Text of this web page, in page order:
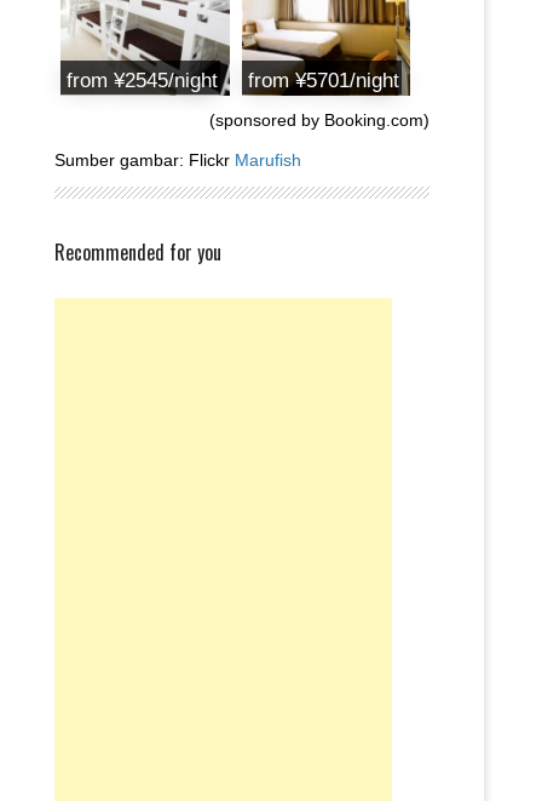
from ¥2545/night from ¥5701/night
(sponsored by Booking.com)
Sumber gambar: Flickr Marufish
Recommended for you